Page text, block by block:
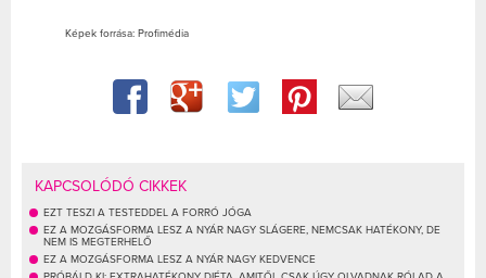
Képek forrása: Profimédia
KAPCSOLÓDÓ CIKKEK
EZT TESZI A TESTEDDEL A FORRÓ JÓGA
EZ A MOZGÁSFORMA LESZ A NYÁR NAGY SLÁGERE, NEMCSAK HATÉKONY, DE
NEM IS MEGTERHELŐ
EZ A MOZGÁSFORMA LESZ A NYÁR NAGY KEDVENCE